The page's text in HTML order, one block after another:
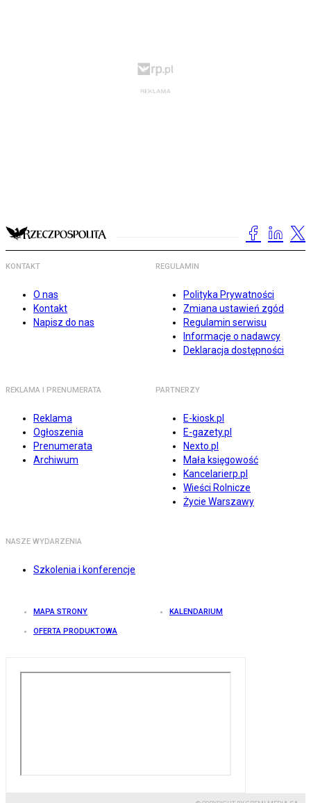
KONTAKT
O nas
Kontakt
Napisz do nas
REGULAMIN
Polityka Prywatności
Zmiana ustawień zgód
Regulamin serwisu
Informacje o nadawcy
Deklaracja dostępności
REKLAMA I PRENUMERATA
Reklama
Ogłoszenia
Prenumerata
Archiwum
PARTNERZY
E-kiosk.pl
E-gazety.pl
Nexto.pl
Mała księgowość
Kancelarierp.pl
Wieści Rolnicze
Życie Warszawy
NASZE WYDARZENIA
Szkolenia i konferencje
MAPA STRONY KALENDARIUM
OFERTA PRODUKTOWA